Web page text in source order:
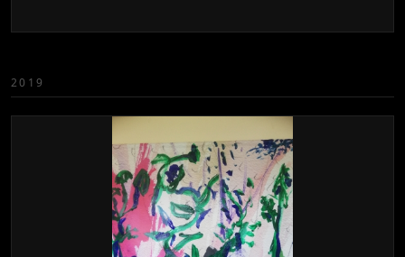
2019